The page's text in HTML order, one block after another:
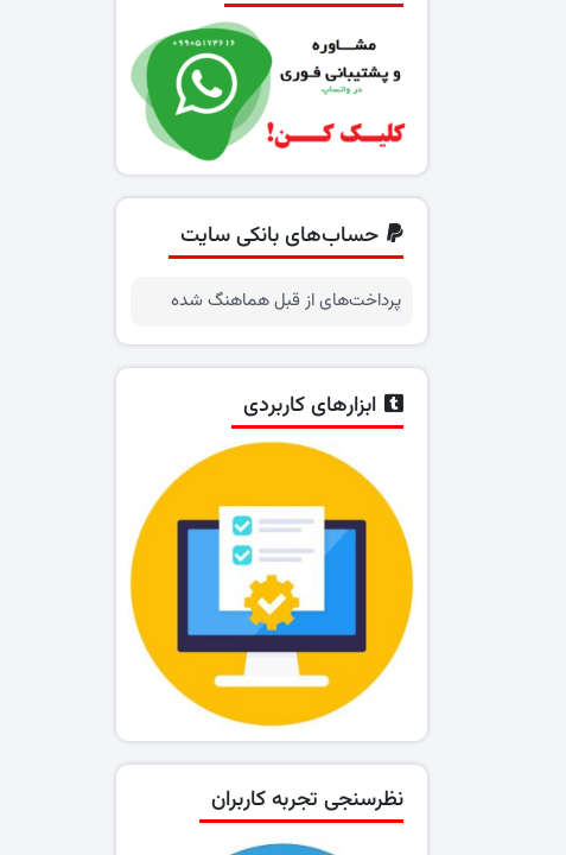
حساب‌های بانکی سایت
پرداخت‌های از قبل هماهنگ شده
ابزارهای کاربردی
نظرسنجی تجربه کاربران